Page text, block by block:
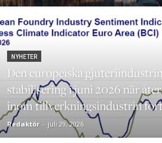
NYHETER
Den europeiska
stabilisering i juni 2026 när
inom tillverkningsindustrin
Redaktör - juli 29, 2026